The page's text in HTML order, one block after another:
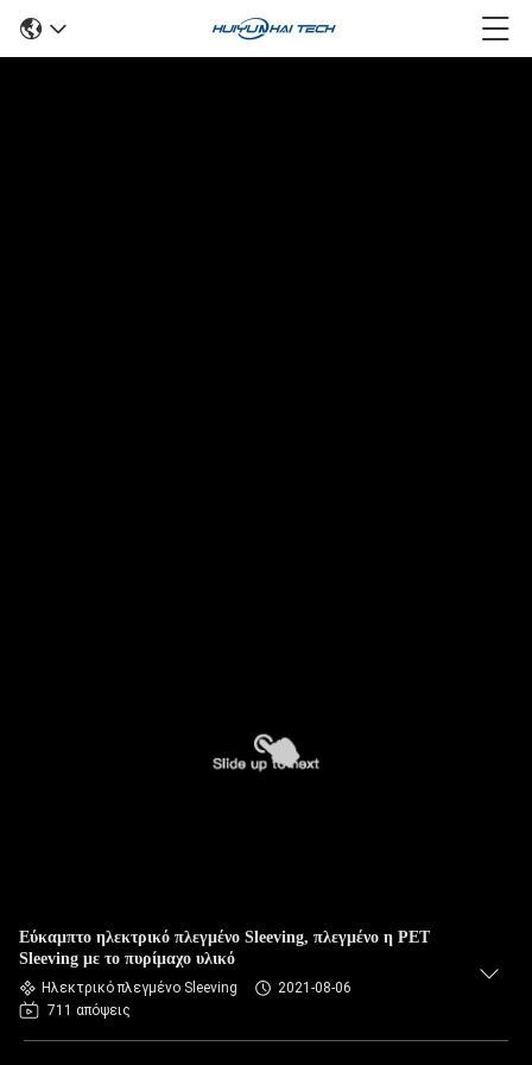
Εύκαμπτο ηλεκτρικό πλεγμένο Sleeving, πλεγμένο η PET
Sleeving με το πυρίμαχο υλικό
Ηλεκτρικό πλεγμένο Sleeving
2021-08-06
711 απόψεις